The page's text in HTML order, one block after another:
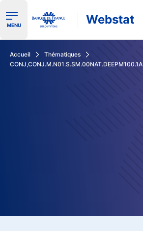
Ouvrir le menu de navigation
MENU Webstat
Accueil
Thématiques
CONJ,CONJ.M.N01.S.SM.00NAT.DEEPM100.1A